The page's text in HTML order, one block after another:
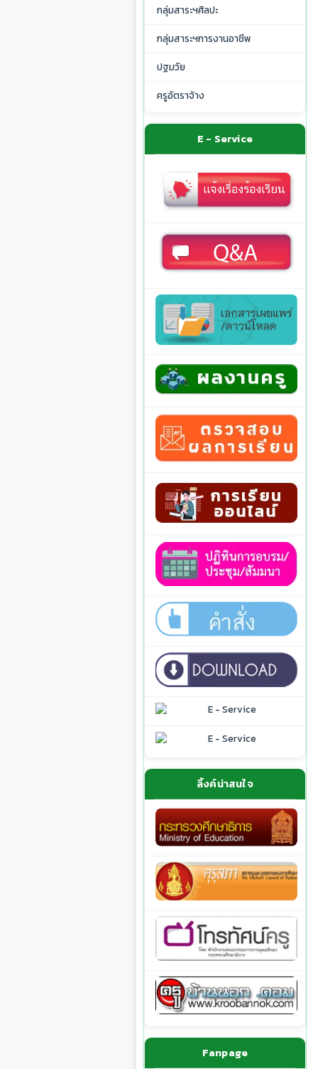
กลุ่มสาระฯศิลปะ
กลุ่มสาระฯการงานอาชีพ
ปฐมวัย
ครูอัตราจ้าง
E - Service
ลิ้งค์น่าสนใจ
Fanpage